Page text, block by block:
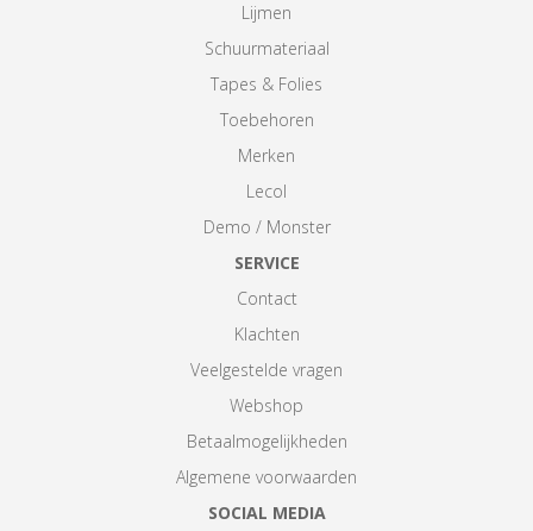
Lijmen
Schuurmateriaal
Tapes & Folies
Toebehoren
Merken
Lecol
Demo / Monster
SERVICE
Contact
Klachten
Veelgestelde vragen
Webshop
Betaalmogelijkheden
Algemene voorwaarden
SOCIAL MEDIA